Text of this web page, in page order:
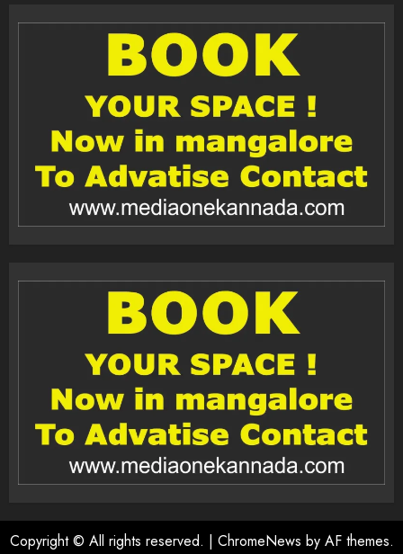
Copyright © All rights reserved. | ChromeNews by AF themes.